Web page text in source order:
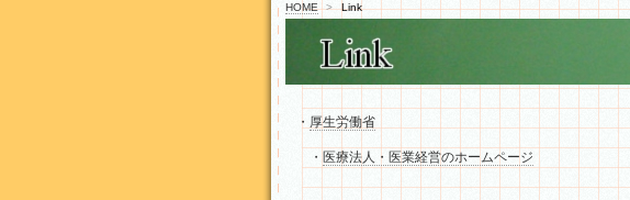
HOME > Link
・ 厚生労働省
・ 医療法人・医業経営のホームページ